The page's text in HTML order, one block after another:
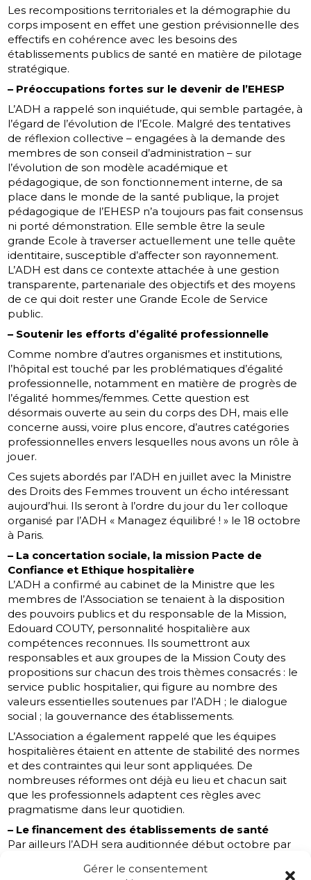
Gérer le consentement
Les recompositions territoriales et la démographie du
corps imposent en effet une gestion prévisionnelle des
effectifs en cohérence avec les besoins des
établissements publics de santé en matière de pilotage
stratégique.
– Préoccupations fortes sur le devenir de l’EHESP
L’ADH a rappelé son inquiétude, qui semble partagée, à
l’égard de l’évolution de l’Ecole. Malgré des tentatives
de réflexion collective – engagées à la demande des
membres de son conseil d’administration – sur
l’évolution de son modèle académique et
pédagogique, de son fonctionnement interne, de sa
place dans le monde de la santé publique, la projet
pédagogique de l’EHESP n’a toujours pas fait consensus
ni porté démonstration. Elle semble être la seule
grande Ecole à traverser actuellement une telle quête
identitaire, susceptible d’affecter son rayonnement.
L’ADH est dans ce contexte attachée à une gestion
transparente, partenariale des objectifs et des moyens
de ce qui doit rester une Grande Ecole de Service
public.
– Soutenir les efforts d’égalité professionnelle
Comme nombre d’autres organismes et institutions,
l’hôpital est touché par les problématiques d’égalité
professionnelle, notamment en matière de progrès de
l’égalité hommes/femmes. Cette question est
désormais ouverte au sein du corps des DH, mais elle
concerne aussi, voire plus encore, d’autres catégories
professionnelles envers lesquelles nous avons un rôle à
jouer.
Ces sujets abordés par l’ADH en juillet avec la Ministre
des Droits des Femmes trouvent un écho intéressant
aujourd’hui. Ils seront à l’ordre du jour du 1er colloque
organisé par l’ADH « Managez équilibré ! » le 18 octobre
à Paris.
– La concertation sociale, la mission Pacte de
Confiance et Ethique hospitalière
L’ADH a confirmé au cabinet de la Ministre que les
membres de l’Association se tenaient à la disposition
des pouvoirs publics et du responsable de la Mission,
Edouard COUTY, personnalité hospitalière aux
compétences reconnues. Ils soumettront aux
responsables et aux groupes de la Mission Couty des
propositions sur chacun des trois thèmes consacrés : le
service public hospitalier, qui figure au nombre des
valeurs essentielles soutenues par l’ADH ; le dialogue
social ; la gouvernance des établissements.
L’Association a également rappelé que les équipes
hospitalières étaient en attente de stabilité des normes
et des contraintes qui leur sont appliquées. De
nombreuses réformes ont déjà eu lieu et chacun sait
que les professionnels adaptent ces règles avec
pragmatisme dans leur quotidien.
– Le financement des établissements de santé
Par ailleurs l’ADH sera auditionnée début octobre par
affaires sociales de l’Assemblée nationale. Une